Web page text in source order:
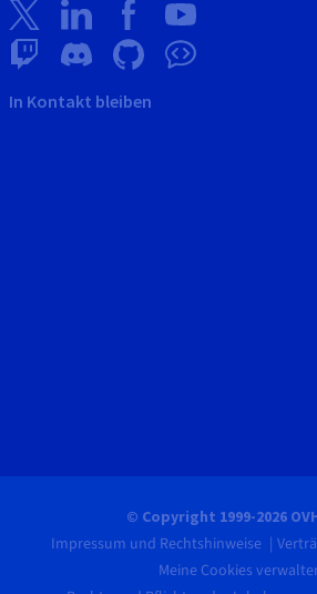
In Kontakt bleiben
© Copyright 1999-2026
Impressum und Rechtshinweise
Meine Cookies